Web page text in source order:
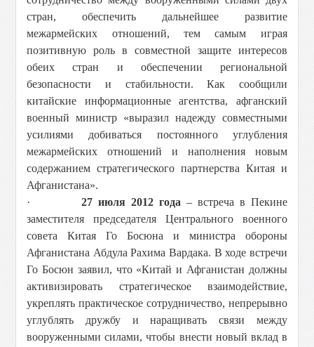
стран, обеспечить дальнейшее развитие
межармейских отношений, тем самым играя
позитивную роль в совместной защите интересов
обеих стран и обеспечении региональной
безопасности и стабильности. Как сообщили
китайские информационные агентства, афганский
военный министр «выразил надежду совместными
усилиями добиваться постоянного углубления
межармейских отношений и наполнения новым
содержанием стратегического партнерства Китая и
Афганистана».
· 27 июля 2012 года – встреча в Пекине
заместителя председателя Центрального военного
совета Китая Го Босюна и министра обороны
Афганистана Абдула Рахима Вардака. В ходе встречи
Го Босюн заявил, что «Китай и Афганистан должны
активизировать стратегическое взаимодействие,
укреплять практическое сотрудничество, непрерывно
углублять дружбу и наращивать связи между
вооруженными силами, чтобы внести новый вклад в